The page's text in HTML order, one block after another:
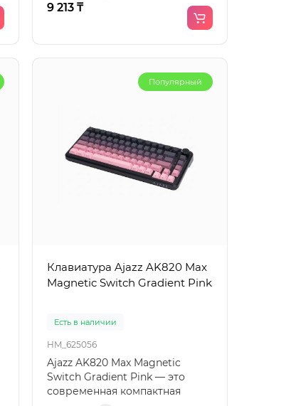
9 213 ₸
Популярный
Клавиатура Ajazz AK820 Max
Magnetic Switch Gradient Pink
Есть в наличии
HM_625056
Ajazz AK820 Max Magnetic
Switch Gradient Pink — это
современная компактная